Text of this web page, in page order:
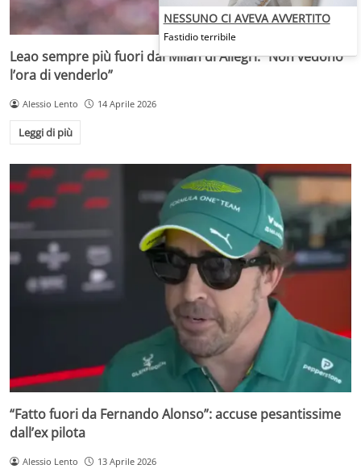
Leao sempre più fuori dal Milan di Allegri: “Non vedono
l’ora di venderlo”
Alessio Lento 14 Aprile 2026
Leggi di più
“Fatto fuori da Fernando Alonso”: accuse pesantissime
dall’ex pilota
Alessio Lento 13 Aprile 2026
NESSUNO CI AVEVA AVVERTITO
Fastidio terribile